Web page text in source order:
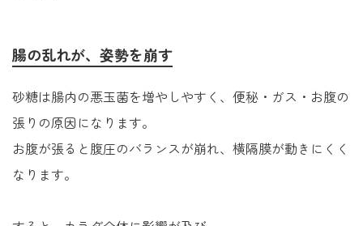
腸の乱れが、姿勢を崩す
砂糖は腸内の悪玉菌を増やしやすく、便秘・ガス・お腹の
張りの原因になります。
お腹が張ると腹圧のバランスが崩れ、横隔膜が動きにくく
なります。